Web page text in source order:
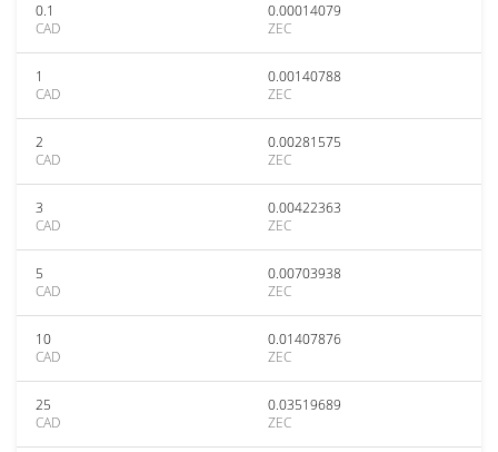
0.1
CAD
0.00014079
ZEC
1
CAD
0.00140788
ZEC
2
CAD
0.00281575
ZEC
3
CAD
0.00422363
ZEC
5
CAD
0.00703938
ZEC
10
CAD
0.01407876
ZEC
25
CAD
0.03519689
ZEC